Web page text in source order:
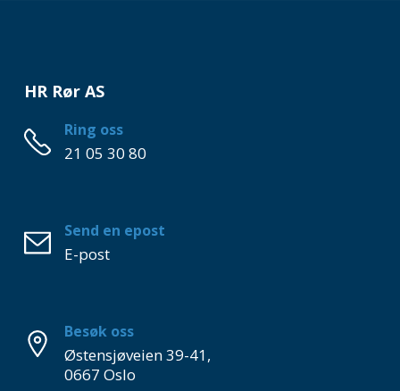
HR Rør AS
Ring oss
21 05 30 80
Send en epost
E-post
Besøk oss
Østensjøveien 39-41,
0667 Oslo